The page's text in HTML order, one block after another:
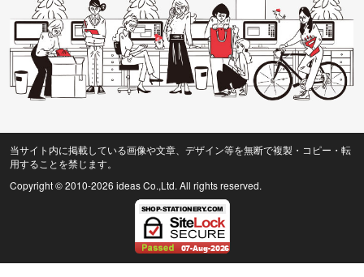
当サイト内に掲載している画像や文章、デザイン等を無断で複製・コピー・転
用することを禁じます。
Copyright © 2010-2026 ideas Co.,Ltd. All rights reserved.